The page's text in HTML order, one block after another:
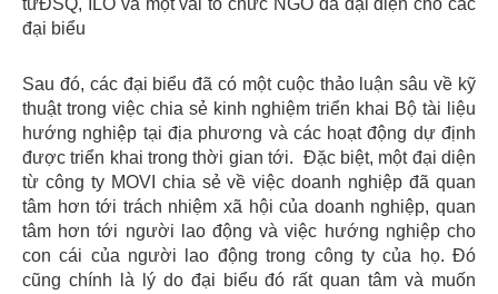
đại biểu
Sau đó, các đại biểu đã có một cuộc thảo luận sâu về kỹ
thuật trong việc chia sẻ kinh nghiệm triển khai Bộ tài liệu
hướng nghiệp tại địa phương và các hoạt động dự định
được triển khai trong thời gian tới. Đặc biệt, một đại diện
từ công ty MOVI chia sẻ về việc doanh nghiệp đã quan
tâm hơn tới trách nhiệm xã hội của doanh nghiệp, quan
tâm hơn tới người lao động và việc hướng nghiệp cho
con cái của người lao động trong công ty của họ. Đó
cũng chính là lý do đại biểu đó rất quan tâm và muốn